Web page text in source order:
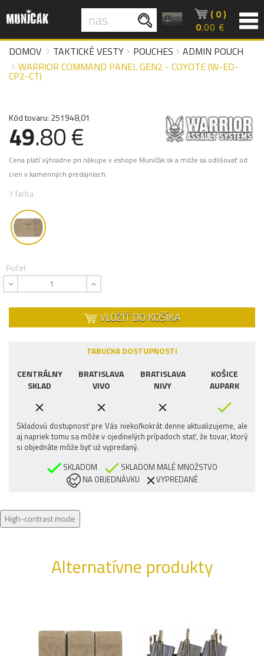
( 0 )
0.00 €
DOMOV
TAKTICKÉ VESTY POUCHES
ADMIN POUCH
WARRIOR COMMAND PANEL GEN2 - COYOTE (W-EO-
CP2-CT)
Kód tovaru: 251948,01
49.80 €
Cena platí výhradne pri nákupe v eshope Muničák.sk a môže sa odlišovať od
cien v kamenných predajniach.
1 farba
Počet
VLOŽIŤ DO KOŠÍKA
TABUĽKA DOSTUPNOSTI
CENTRÁLNY
SKLAD
BRATISLAVA
VIVO
BRATISLAVA
NIVY
KOŠICE
AUPARK
Skladovú dostupnosť pre Vás niekoľkokrát denne aktualizujeme, ale
aj napriek tomu sa môže v ojedinelých prípadoch stať, že tovar, ktorý
si objednáte môže byť už vypredaný.
SKLADOM
SKLADOM MALÉ MNOŽSTVO
NA OBJEDNÁVKU
VYPREDANÉ
High-contrast mode
Alternatívne produkty